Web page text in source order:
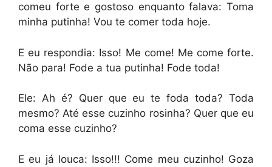
comeu forte e gostoso enquanto falava: Toma
minha putinha! Vou te comer toda hoje.
E eu respondia: Isso! Me come! Me come forte.
Não para! Fode a tua putinha! Fode toda!
Ele: Ah é? Quer que eu te foda toda? Toda
mesmo? Até esse cuzinho rosinha? Quer que eu
coma esse cuzinho?
E eu já louca: Isso!!! Come meu cuzinho! Goza